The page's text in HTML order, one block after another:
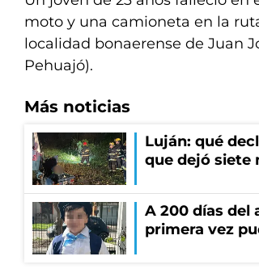
moto y una camioneta en la
localidad bonaerense de Juan
Pehuajó).
Más noticias
Luján: qué
que dejó siete
A 200 días del
primera vez